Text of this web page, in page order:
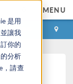
是用
讓我
你的
分析
，請查
MENU
咨询与购买